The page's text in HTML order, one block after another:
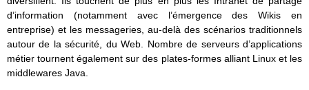
d’information (notamment avec l’émergence des Wikis en
entreprise) et les messageries, au-delà des scénarios traditionnels
autour de la sécurité, du Web. Nombre de serveurs d’applications
métier tournent également sur des plates-formes alliant Linux et les
middlewares Java.